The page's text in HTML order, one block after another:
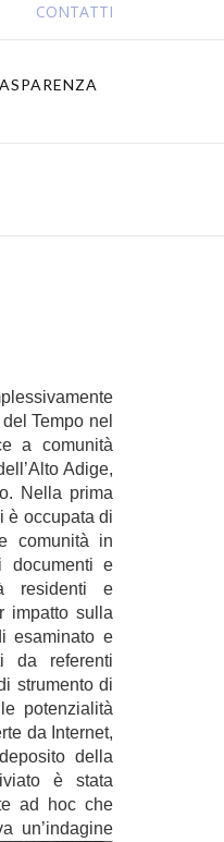
CONTATTI
Tempo nel
a comunità
Adige,
Nella prima
è occupata di
comunità in
documenti e
residenti e
impatto sulla
esaminato e
da referenti
strumento di
potenzialità
da Internet,
della
è stata
ad hoc che
un’indagine